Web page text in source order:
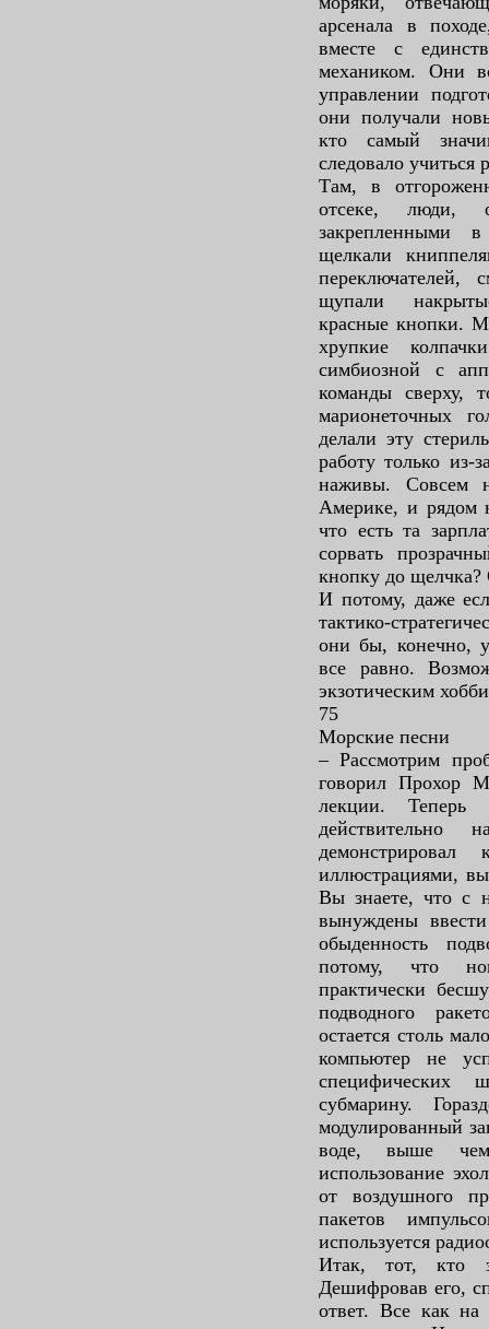
арсенала в
вместе с
механиком. Они
управлении
они получали
кто самый
следовало учиться
Там, в
отсеке, люди,
закрепленными
щелкали
переключателей,
щупали
красные кнопки.
хрупкие
симбиозной с
команды сверху,
марионеточных
делали эту
работу только из-
наживы. Совсем
Америке, и рядом
что есть та
сорвать
кнопку до
И потому, даже
тактико-
они бы, конечно,
все равно.
экзотическим
75
Морские песни
– Рассмотрим
говорил Прохор
лекции.
иллюстрациями,
Вы знаете, что с
вынуждены
обыденность
потому, что
практически
подводного
остается столь
компьютер не
специфических
субмарину.
модулированный
воде, выше
использование
от воздушного
пакетов
используется
Итак, тот, кто
Дешифровав его,
ответ. Все как